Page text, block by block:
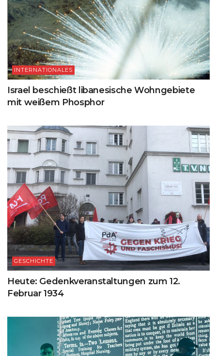
INTERNATIONALES
Israel beschießt libanesische Wohngebiete
mit weißem Phosphor
GESCHICHTE
Heute: Gedenkveranstaltungen zum 12.
Februar 1934